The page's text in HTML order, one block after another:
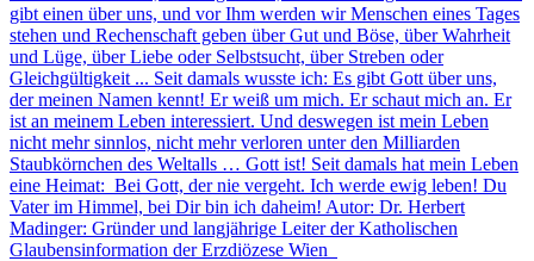
gibt einen über uns, und vor Ihm werden wir Menschen eines Tages
stehen und Rechenschaft geben über Gut und Böse, über Wahrheit
und Lüge, über Liebe oder Selbstsucht, über Streben oder
Gleichgültigkeit ... Seit damals wusste ich: Es gibt Gott über uns,
der meinen Namen kennt! Er weiß um mich. Er schaut mich an. Er
ist an meinem Leben interessiert. Und deswegen ist mein Leben
nicht mehr sinnlos, nicht mehr verloren unter den Milliarden
Staubkörnchen des Weltalls … Gott ist! Seit damals hat mein Leben
eine Heimat: Bei Gott, der nie vergeht. Ich werde ewig leben! Du
Vater im Himmel, bei Dir bin ich daheim! Autor: Dr. Herbert
Madinger: Gründer und langjährige Leiter der Katholischen
Glaubensinformation der Erzdiözese Wien